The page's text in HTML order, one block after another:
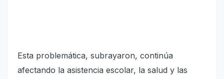
Esta problemática, subrayaron, continúa
afectando la asistencia escolar, la salud y las